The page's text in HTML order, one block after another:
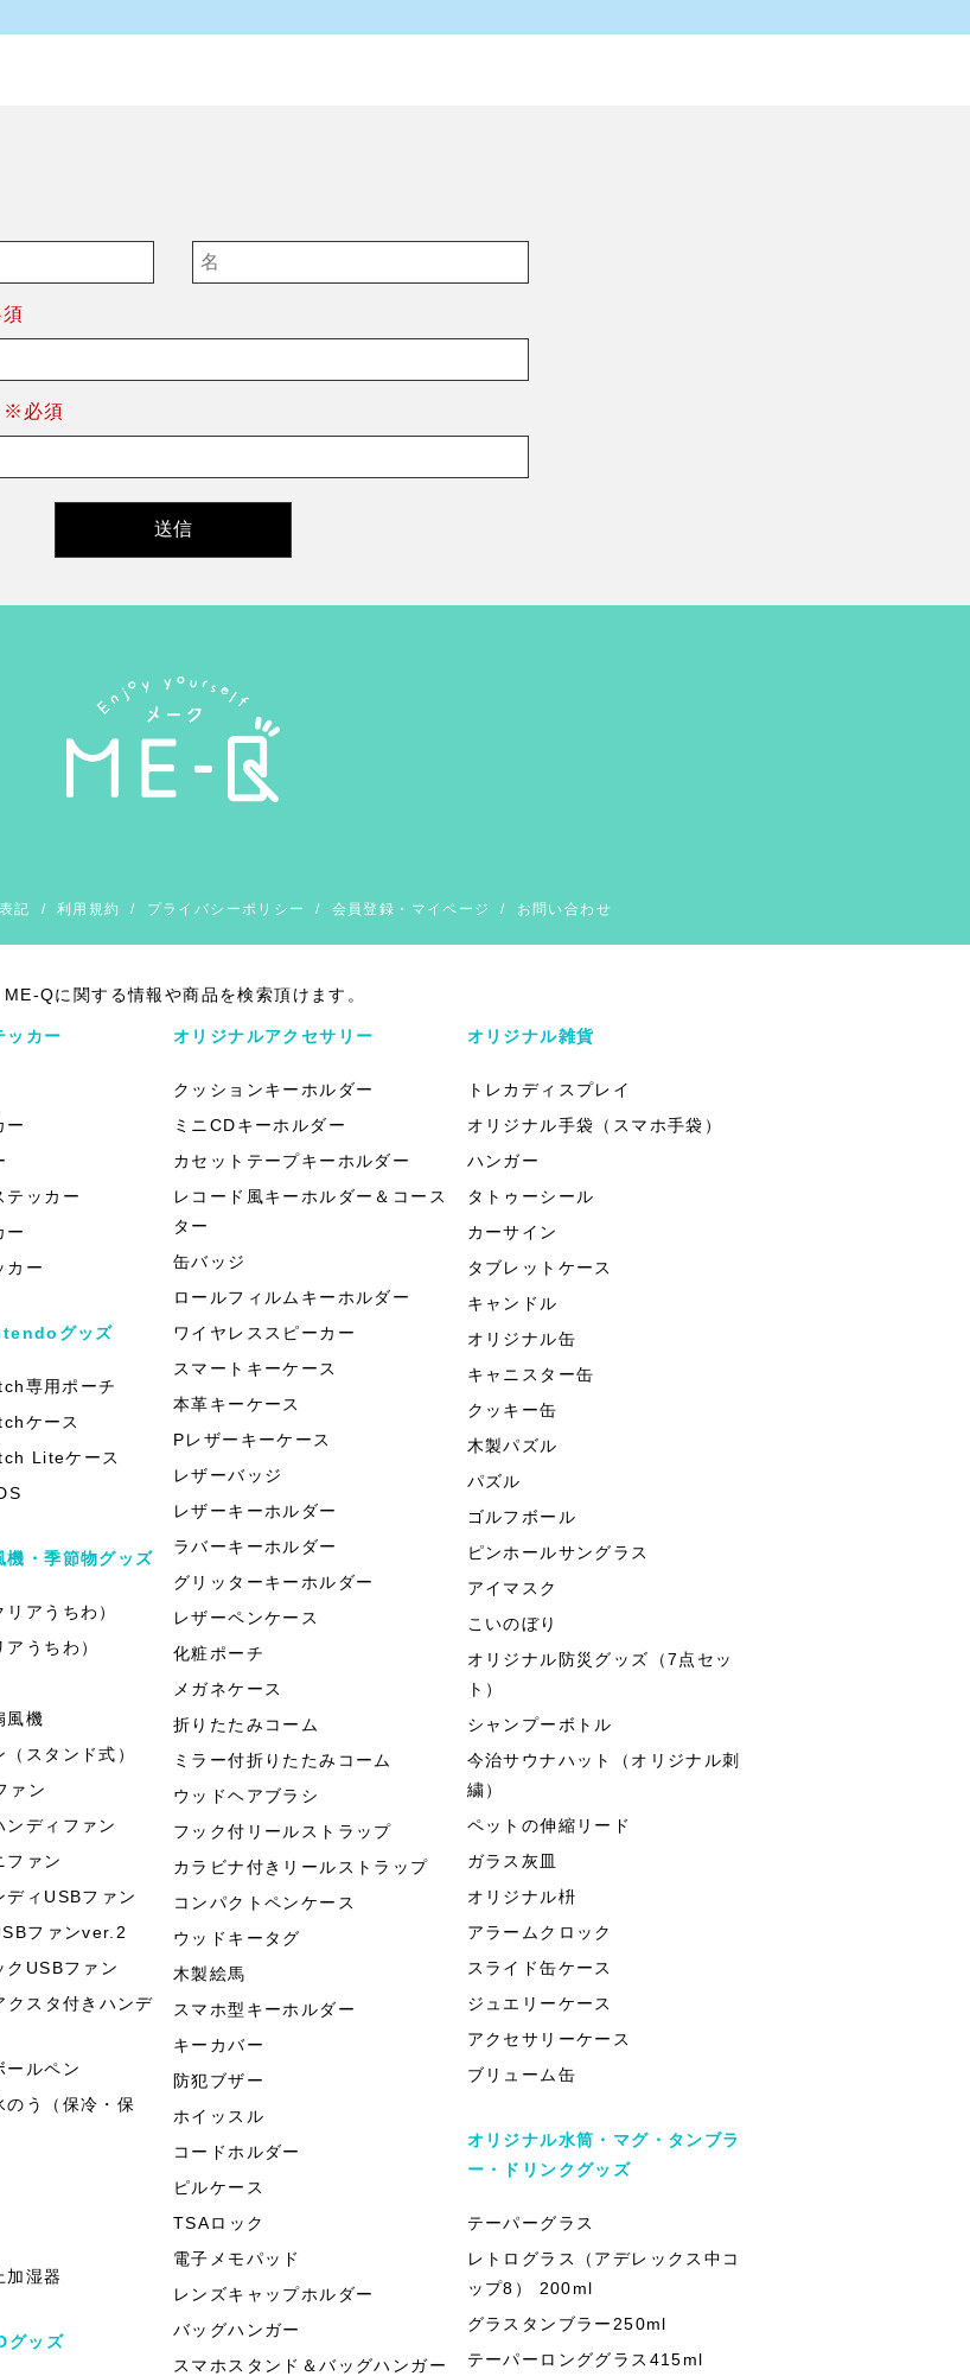
※必須
記 / 利用規約 / プライバシーポリシー / 会員登録・マイページ / お問い合わせ
ME-Qに関する情報や商品を検索頂けます。
ッカー
ー
テッカー
ー
カー
グッズ
専用ポーチ
ケース
Liteケース
機・季節物グッズ
アうちわ）
うちわ）
風機
スタンド式）
ァン
ンディファン
ファン
ディUSBファン
ファンver.2
クUSBファン
クスタ付きハンデ
ールペン
のう（保冷・保
加湿器
グッズ
オリジナルアクセサリー
クッションキーホルダー
ミニCDキーホルダー
カセットテープキーホルダー
レコード風キーホルダー＆コース
ター
缶バッジ
ロールフィルムキーホルダー
ワイヤレススピーカー
スマートキーケース
本革キーケース
Pレザーキーケース
レザーバッジ
レザーキーホルダー
ラバーキーホルダー
グリッターキーホルダー
レザーペンケース
化粧ポーチ
メガネケース
折りたたみコーム
ミラー付折りたたみコーム
ウッドヘアブラシ
フック付リールストラップ
カラビナ付きリールストラップ
コンパクトペンケース
ウッドキータグ
木製絵馬
スマホ型キーホルダー
キーカバー
防犯ブザー
ホイッスル
コードホルダー
ピルケース
TSAロック
電子メモパッド
レンズキャップホルダー
バッグハンガー
スマホスタンド＆バッグハンガー
オリジナル雑貨
トレカディスプレイ
オリジナル手袋（スマホ手袋）
ハンガー
タトゥーシール
カーサイン
タブレットケース
キャンドル
オリジナル缶
キャニスター缶
クッキー缶
木製パズル
パズル
ゴルフボール
ピンホールサングラス
アイマスク
こいのぼり
オリジナル防災グッズ（7点セッ
ト）
シャンプーボトル
今治サウナハット（オリジナル刺
繍）
ペットの伸縮リード
ガラス灰皿
オリジナル枡
アラームクロック
スライド缶ケース
ジュエリーケース
アクセサリーケース
ブリューム缶
オリジナル水筒・マグ・タンブラ
ー・ドリンクグッズ
テーパーグラス
レトログラス（アデレックス中コ
ップ8） 200ml
グラスタンブラー250ml
テーパーロンググラス415ml